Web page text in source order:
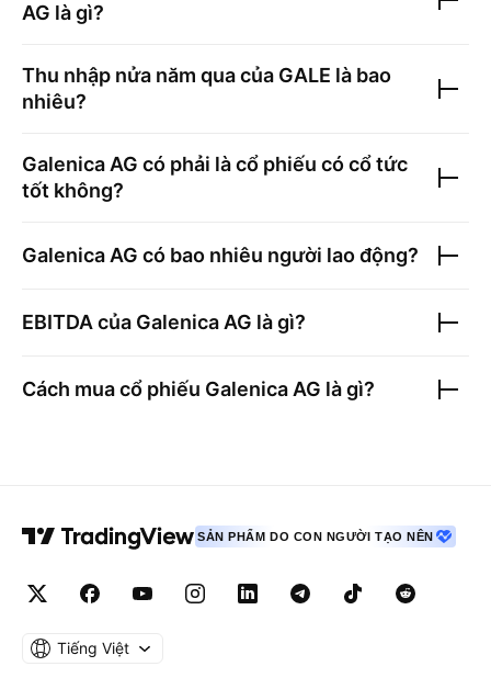
AG là gì?
Thu nhập nửa năm qua của GALE là bao
nhiêu?
Galenica AG có phải là cổ phiếu có cổ tức
tốt không?
Galenica AG có bao nhiêu người lao động?
EBITDA của Galenica AG là gì?
Cách mua cổ phiếu Galenica AG là gì?
SẢN PHẨM DO CON NGƯỜI TẠO NÊN
Tiếng Việt